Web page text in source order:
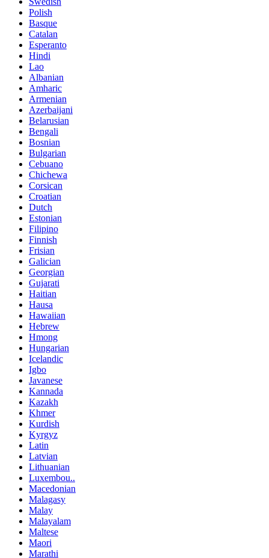
Polish
Basque
Catalan
Esperanto
Hindi
Lao
Albanian
Amharic
Armenian
Azerbaijani
Belarusian
Bengali
Bosnian
Bulgarian
Cebuano
Chichewa
Corsican
Croatian
Dutch
Estonian
Filipino
Finnish
Frisian
Galician
Georgian
Gujarati
Haitian
Hausa
Hawaiian
Hebrew
Hmong
Hungarian
Icelandic
Igbo
Javanese
Kannada
Kazakh
Khmer
Kurdish
Kyrgyz
Latin
Latvian
Lithuanian
Luxembou..
Macedonian
Malagasy
Malay
Malayalam
Maltese
Maori
Marathi